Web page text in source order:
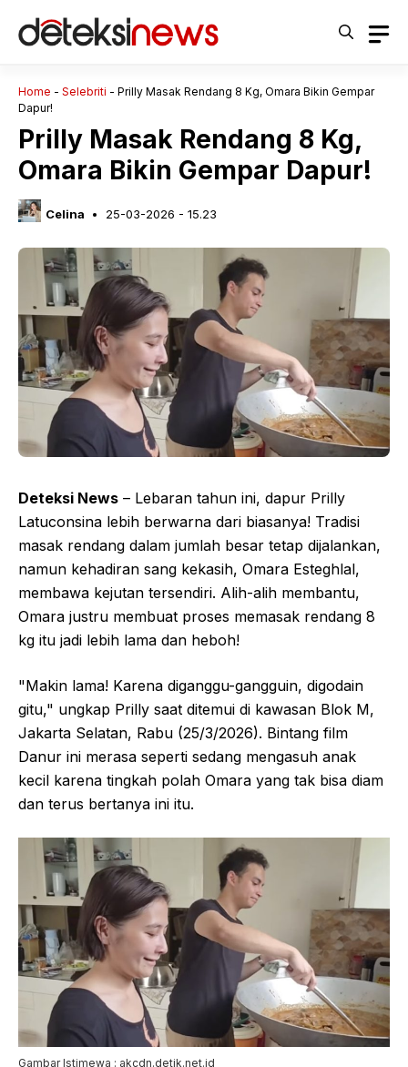
Home - Selebriti - Prilly Masak Rendang 8 Kg, Omara Bikin Gempar
Dapur!
Prilly Masak Rendang 8 Kg,
Omara Bikin Gempar Dapur!
Celina 25-03-2026 - 15.23
Deteksi News – Lebaran tahun ini, dapur Prilly
Latuconsina lebih berwarna dari biasanya! Tradisi
masak rendang dalam jumlah besar tetap dijalankan,
namun kehadiran sang kekasih, Omara Esteghlal,
membawa kejutan tersendiri. Alih-alih membantu,
Omara justru membuat proses memasak rendang 8
kg itu jadi lebih lama dan heboh!
"Makin lama! Karena diganggu-gangguin, digodain
gitu," ungkap Prilly saat ditemui di kawasan Blok M,
Jakarta Selatan, Rabu (25/3/2026). Bintang film
Danur ini merasa seperti sedang mengasuh anak
kecil karena tingkah polah Omara yang tak bisa diam
dan terus bertanya ini itu.
Gambar Istimewa : akcdn.detik.net.id